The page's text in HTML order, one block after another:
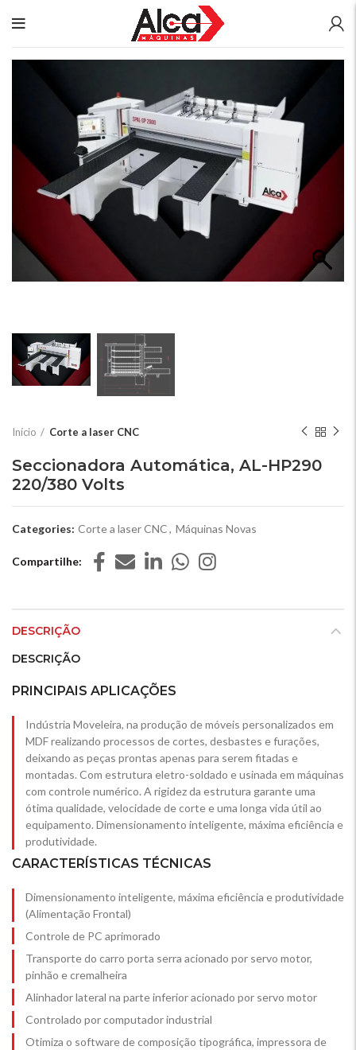
Início Corte a laser CNC
Seccionadora Automática, AL-HP290
220/380 Volts
Categories: Corte a laser CNC, Máquinas Novas
Compartilhe
DESCRIÇÃO
DESCRIÇÃO
PRINCIPAIS APLICAÇÕES
Indústria Moveleira, na produção de móveis personalizados em
MDF realizando processos de cortes, desbastes e furações,
deixando as peças prontas apenas para serem fitadas e
montadas. Com estrutura eletro-soldado e usinada em máquinas
com controle numérico. A rigidez da estrutura garante uma
ótima qualidade, velocidade de corte e uma longa vida útil ao
equipamento. Dimensionamento inteligente, máxima eficiência e
produtividade.
CARACTERÍSTICAS TÉCNICAS
Dimensionamento inteligente, máxima eficiência e produtividade
(Alimentação Frontal)
Controle de PC aprimorado
Transporte do carro porta serra acionado por servo motor,
pinhão e cremalheira
Alinhador lateral na parte inferior acionado por servo motor
Controlado por computador industrial
Otimiza o software de composição tipográfica, impressora de